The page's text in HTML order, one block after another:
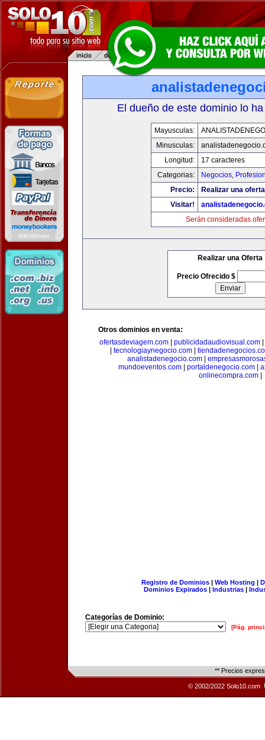
El dueño de este dominio lo
Mayusculas:
Minusculas:
Longitud:
17 caracteres
Categorias:
Negocios,
Precio:
Realizar una
Visitar!
Serán consideradas
Realizar una Oferta
Precio Ofrecido $
Otros dominios en venta:
ofertasdeviagem.com| publicidadaudiovisual.com|
tecnologiaynegocio.com
analistadenegocio.com
mundoeventos.com| portaldenegocio.com|
onlinecompra.com|
Registro de Dominios| Web Hosting |
Dominios Expirados | Industrias |
Categorías de Dominio:
[Pág.
** Precios
© 2002/2022 Solo10.com